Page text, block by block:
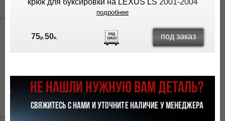
крюк для буксировки на LEXUS LS 2001-2004
подробнее
75р.50к. под заказ
НЕ НАШЛИ НУЖНУЮ ВАМ ДЕТАЛЬ?
СВЯЖИТЕСЬ С НАМИ И УТОЧНИТЕ НАЛИЧИЕ У МЕНЕДЖЕРА